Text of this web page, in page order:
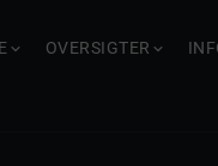
OVERSIGTER